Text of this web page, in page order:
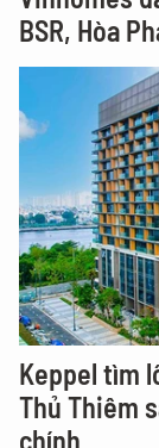
BSR, Hòa
Keppel tìm
Thủ Thiêm
chính